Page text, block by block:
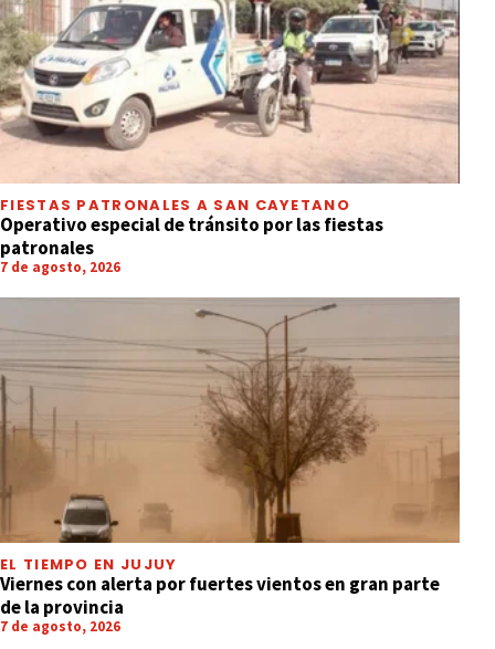
FIESTAS PATRONALES A SAN CAYETANO
Operativo especial de tránsito por las fiestas
patronales
7 de agosto, 2026
EL TIEMPO EN JUJUY
Viernes con alerta por fuertes vientos en gran parte
de la provincia
7 de agosto, 2026